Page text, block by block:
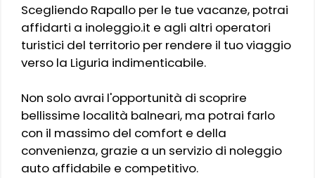
Scegliendo Rapallo per le tue vacanze, potrai
affidarti a inoleggio.it e agli altri operatori
turistici del territorio per rendere il tuo viaggio
verso la Liguria indimenticabile.
Non solo avrai l'opportunità di scoprire
bellissime località balneari, ma potrai farlo
con il massimo del comfort e della
convenienza, grazie a un servizio di noleggio
auto affidabile e competitivo.